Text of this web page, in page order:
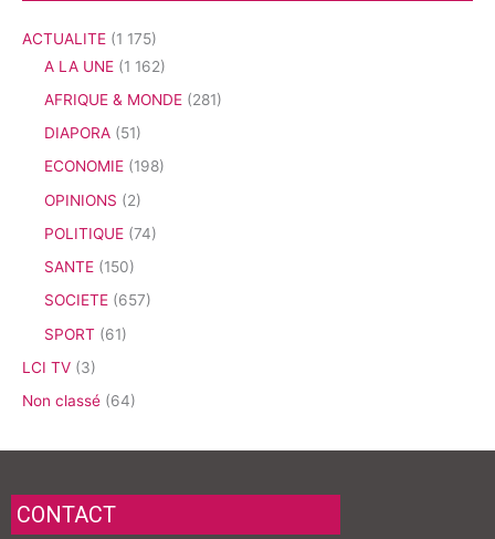
ACTUALITE (1 175)
A LA UNE (1 162)
AFRIQUE & MONDE (281)
DIAPORA (51)
ECONOMIE (198)
OPINIONS (2)
POLITIQUE (74)
SANTE (150)
SOCIETE (657)
SPORT (61)
LCI TV (3)
Non classé (64)
CONTACT